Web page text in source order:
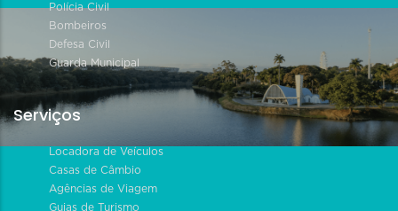
Polícia Civil
Bombeiros
Defesa Civil
Guarda Municipal
Serviços
Locadora de Veículos
Casas de Câmbio
Agências de Viagem
Guias de Turismo